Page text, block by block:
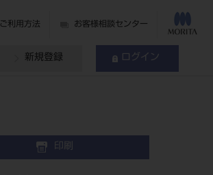
ご利用方法 お客様相談センター
新規登録 ログイン
印刷